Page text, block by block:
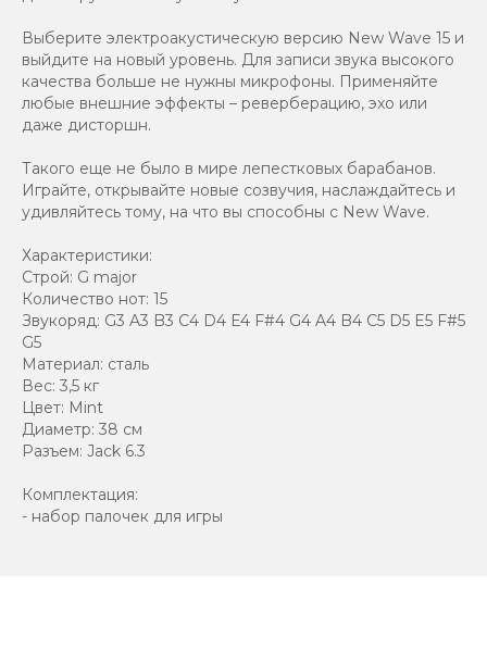
Выберите электроакустическую версию New Wave 15 и
выйдите на новый уровень. Для записи звука высокого
качества больше не нужны микрофоны. Применяйте
любые внешние эффекты – реверберацию, эхо или
даже дисторшн.
Такого еще не было в мире лепестковых барабанов.
Играйте, открывайте новые созвучия, наслаждайтесь и
удивляйтесь тому, на что вы способны с New Wave.
Характеристики:
Строй: G major
Количество нот: 15
Звукоряд: G3 A3 B3 C4 D4 E4 F#4 G4 A4 B4 C5 D5 E5 F#5
G5
Материал: сталь
Вес: 3,5 кг
Цвет: Mint
Диаметр: 38 см
Разъем: Jack 6.3
Комплектация:
- набор палочек для игры